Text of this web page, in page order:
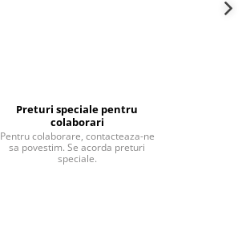
Preturi speciale pentru
colaborari
Pentru colaborare, contacteaza-ne
sa povestim. Se acorda preturi
speciale.